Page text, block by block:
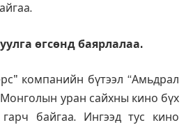
байгаа.
өгсөнд баярлалаа.
компанийн бүтээл “Амьдрал
Монголын уран сайхны кино бүх
байгаа. Ингээд тус кино